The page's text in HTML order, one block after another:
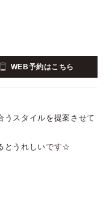
WEB予約はこちら
うスタイルを提案させて
とうれしいです☆